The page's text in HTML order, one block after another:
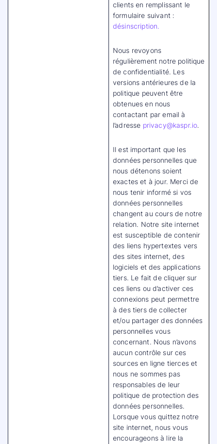
clients en remplissant le
formulaire suivant :
désinscription.
Nous revoyons
régulièrement notre politique
de confidentialité. Les
versions antérieures de la
politique peuvent être
obtenues en nous
contactant par email à
l’adresse privacy@kaspr.io.
Il est important que les
données personnelles que
nous détenons soient
exactes et à jour. Merci de
nous tenir informé si vos
données personnelles
changent au cours de notre
relation. Notre site internet
est susceptible de contenir
des liens hypertextes vers
des sites internet, des
logiciels et des applications
tiers. Le fait de cliquer sur
ces liens ou d’activer ces
connexions peut permettre
à des tiers de collecter
et/ou partager des données
personnelles vous
concernant. Nous n’avons
aucun contrôle sur ces
sources en ligne tierces et
nous ne sommes pas
responsables de leur
politique de protection des
données personnelles.
Lorsque vous quittez notre
site internet, nous vous
encourageons à lire la